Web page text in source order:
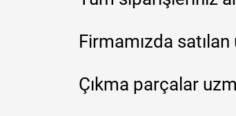
Firmamızda
Çıkma parçalar